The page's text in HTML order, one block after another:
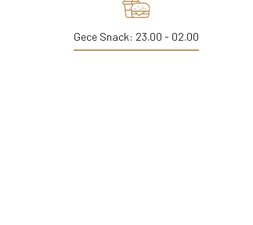
Gece Snack: 23.00 - 02.00